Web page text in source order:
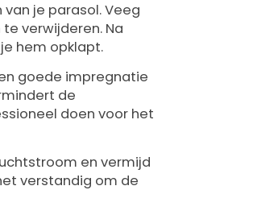
je parasol. Veeg
verwijderen. Na
hem opklapt.
goede impregnatie
de
doen voor het
en vermijd
verstandig om de